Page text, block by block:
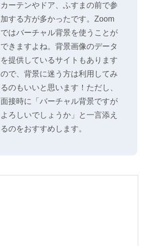
カーテンやドア、ふすまの前で参
加する方が多かったです。Zoom
ではバーチャル背景を使うことが
できますよね。背景画像のデータ
を提供しているサイトもあります
ので、背景に迷う方は利用してみ
るのもいいと思います！ただし、
面接時に「バーチャル背景ですが
よろしいでしょうか」と一言添え
るのをおすすめします。